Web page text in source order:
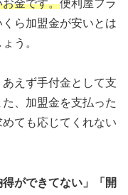
金です。便利屋フラ
ら加盟金が安いとは
う。
えず手付金として支
、加盟金を支払った
ても応じてくれない
ができてない」「開